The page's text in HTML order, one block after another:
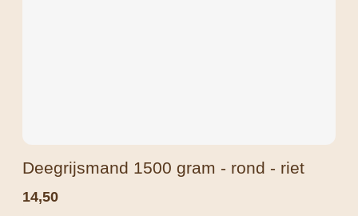
Deegrijsmand 1500 gram - rond - riet
14,50